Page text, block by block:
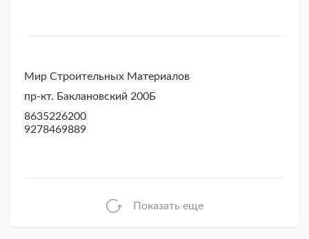
Мир Строительных Материалов
пр-кт. Баклановский 200Б
8635226200
9278469889
Показать еще